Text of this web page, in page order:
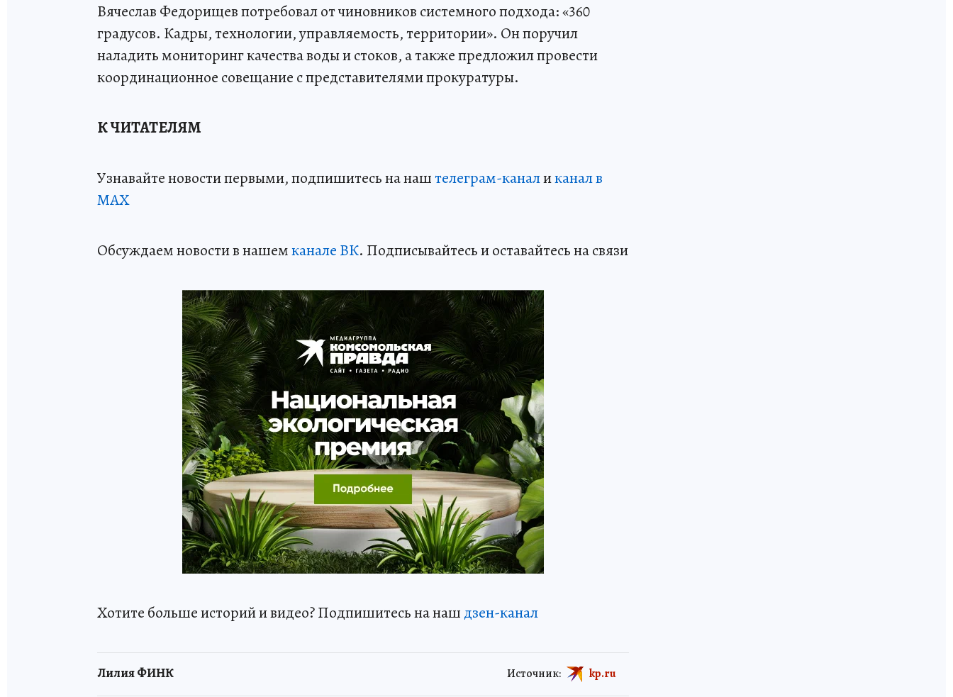
Вячеслав Федорищев потребовал от чиновников системного подхода: «360
градусов. Кадры, технологии, управляемость, территории». Он поручил
наладить мониторинг качества воды и стоков, а также предложил провести
координационное совещание с представителями прокуратуры.
К ЧИТАТЕЛЯМ
Узнавайте новости первыми, подпишитесь на наштелеграм-каналиканал в
МАХ
Обсуждаем новости в нашемканале ВК. Подписывайтесь и оставайтесь на связи
Хотите больше историй и видео? Подпишитесь на наш дзен-канал
Лилия ФИНК Источник: kp.ru